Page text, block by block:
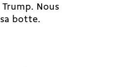
Nous
botte.